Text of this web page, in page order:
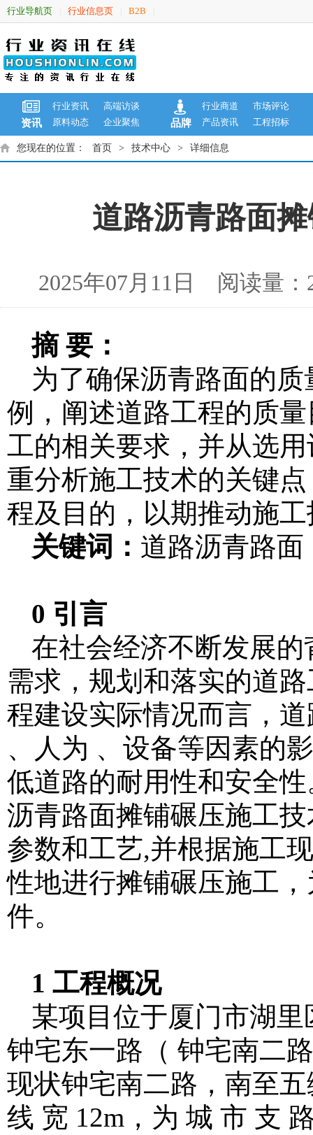
行业导航页 行业信息页 B2B
资讯
行业资讯
高端访谈
原料动态
企业聚焦 品牌
行业商道
市场评论
产品资讯
工程招标
您现在的位置： 首页 > 技术中心 > 详细信息
道路沥青路面
2025年07月11日 阅读量
摘 要：
为了确保沥青路面的
例，阐述道路工程的质
工的相关要求，并从选
重分析施工技术的关键
程及目的，以期推动施
关键词： 道路沥青路
0 引言
在社会经济不断发展
需求，规划和落实的道
程建设实际情况而言，
、人为 、设备等因素的
低道路的耐用性和安全
沥青路面摊铺碾压施工
参数和工艺,并根据施工
性地进行摊铺碾压施工
件。
1 工程概况
某项目位于厦门市湖
钟宅东一路（ 钟宅南二
现状钟宅南二路，南至
线 宽 12m，为 城 市 支